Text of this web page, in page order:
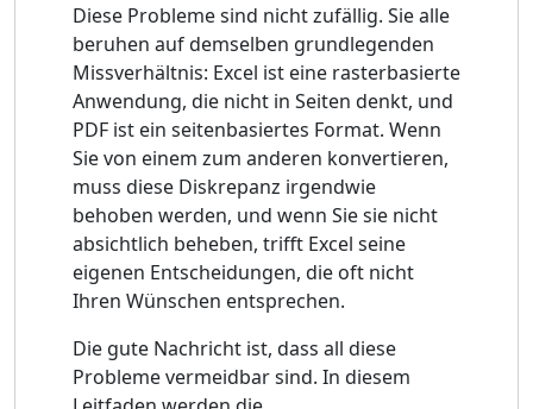
Diese Probleme sind nicht zufällig. Sie alle
beruhen auf demselben grundlegenden
Missverhältnis: Excel ist eine rasterbasierte
Anwendung, die nicht in Seiten denkt, und
PDF ist ein seitenbasiertes Format. Wenn
Sie von einem zum anderen konvertieren,
muss diese Diskrepanz irgendwie
behoben werden, und wenn Sie sie nicht
absichtlich beheben, trifft Excel seine
eigenen Entscheidungen, die oft nicht
Ihren Wünschen entsprechen.
Die gute Nachricht ist, dass all diese
Probleme vermeidbar sind. In diesem